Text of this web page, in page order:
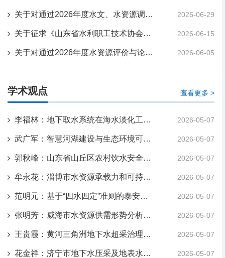
关于对通过2026年度水文、水资源调查单位从业水平评价工作形式审查结果的公示公告 鲁水技协[2026]15号 2026-06-29
关于征求《山东省水利职工技术协会制度（草案）》意见的通知（鲁水技协[2026]14号） 2026-06-15
关于对通过2026年度水资源评价与论证优秀成果奖形式审查的申报项目的公示 2026-06-05
学术观点 查看更多 >
李福林：地下取水系统在海水淡化工程中的应用 2026-05-07
武广军：智慧河湖建设与生态环境可持续发展的协同路径 2026-05-07
郭秋峰：山东省山丘区农村饮水安全现状问题探讨 2026-05-07
牟永花：淄博市水资源承载力和可持续开发利用 2026-05-07
范明元：基于“四水四定”准则的泰安市水资源承载力评价研究 2026-05-07
张明芳：威海市水资源供需形势分析与建议 2026-05-07
王贵霞：黄河三角洲地下水超采治理措施与效果分析—以山东省滨州市为例 2026-05-07
花金祥：济宁市地下水压采及地表水利用规划讨论研究 2026-05-07